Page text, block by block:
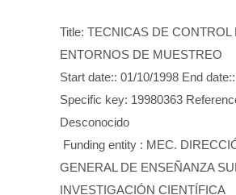
Title: TECNICAS DE CONTROL
ENTORNOS DE MUESTREO
Start date:: 01/10/1998 End
Specific key: 19980363
Desconocido
Funding entity : MEC.
GENERAL DE ENSEÑANZA
INVESTIGACIÓN CIENTÍFICA